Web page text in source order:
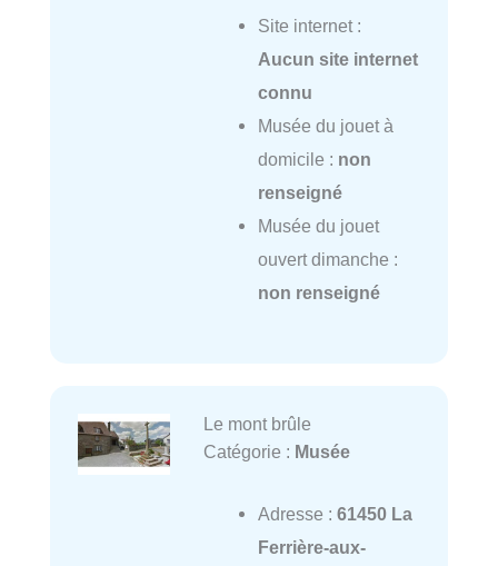
Site internet :
Aucun site internet
connu
Musée du jouet à
domicile : non
renseigné
Musée du jouet
ouvert dimanche :
non renseigné
Le mont brûle
Catégorie : Musée
Adresse : 61450 La
Ferrière-aux-